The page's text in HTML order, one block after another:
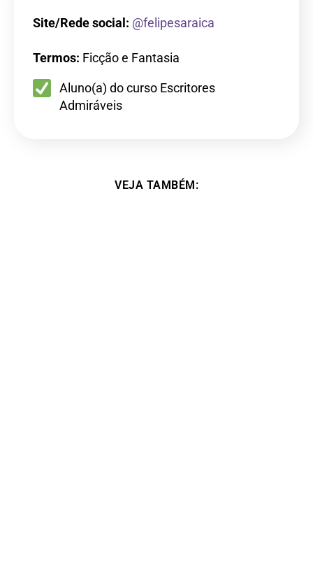
Site/Rede social: @felipesaraica
Termos: Ficção e Fantasia
Aluno(a) do curso Escritores
Admiráveis
VEJA TAMBÉM: